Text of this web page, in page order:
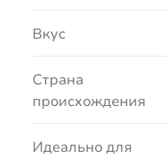
Вкус
Страна
происхождения
Идеально для